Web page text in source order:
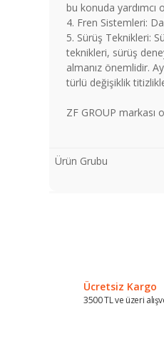
bu konuda yardımcı
4. Fren Sistemleri:
5. Sürüş Teknikleri:
teknikleri, sürüş
almanız önemlidir.
türlü değişiklik
ZF GROUP markası
Ürün Grubu
Ürün
Ürün bilgilerinde
Ücretsiz Kargo
3500 TL ve üzeri